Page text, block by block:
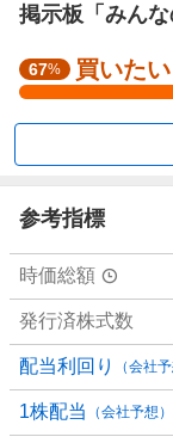
掲示板「みんな
強
く
買
6
6
.
6
7
%
、
買
い
67% 買いたい
参考指標
時価総額
発行済株式数
配当利回り （会社予
1株配当 （会社予想）